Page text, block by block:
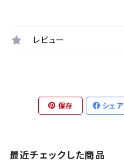
レビュー
保存 シェア
最近チェックした商品